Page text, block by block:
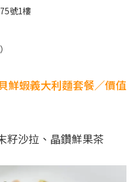
號1樓
鮮蝦義大利麵套餐／價值
籽沙拉、晶鑽鮮果茶